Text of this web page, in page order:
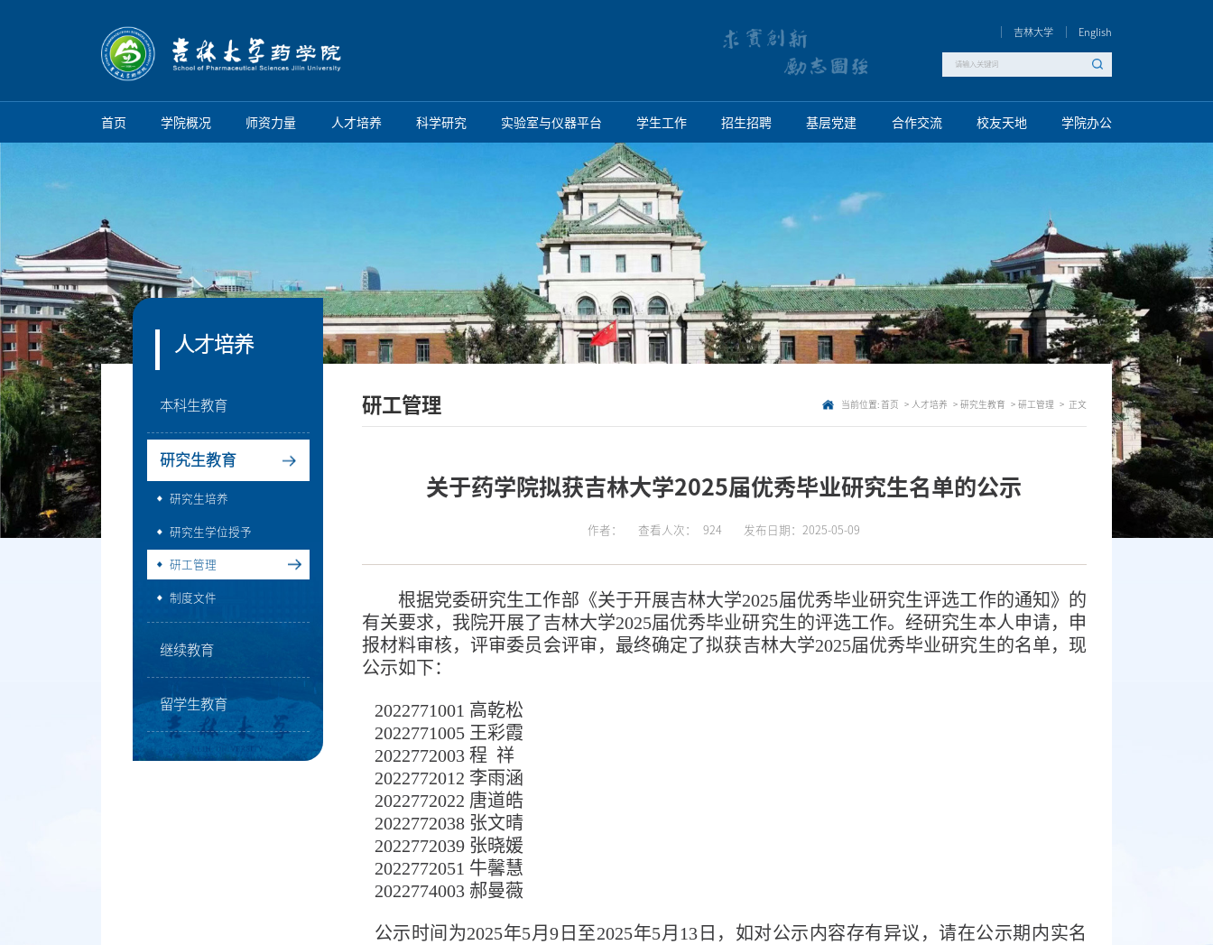
吉林大学 English
首页 学院概况 师资力量 人才培养 科学研究 实验室与仪器平台 学生工作 招生招聘 基层党建 合作交流 校友天地 学院办公
人才培养
本科生教育
研究生教育
研究生培养
研究生学位授予
研工管理
制度文件
继续教育
留学生教育
研工管理 当前位置: 首页 人才培养 研究生教育 研工管理 正文
关于药学院拟获吉林大学2025届优秀毕业研究生名单的公示
作者： 查看人次： 924 发布日期：2025-05-09
根据党委研究生工作部《关于开展吉林大学2025届优秀毕业研究生评选工作的通知》的
有关要求，我院开展了吉林大学2025届优秀毕业研究生的评选工作。经研究生本人申请，申
报材料审核，评审委员会评审，最终确定了拟获吉林大学2025届优秀毕业研究生的名单，现
公示如下：
2022771001 高乾松
2022771005 王彩霞
2022772003 程 祥
2022772012 李雨涵
2022772022 唐道皓
2022772038 张文晴
2022772039 张晓媛
2022772051 牛馨慧
2022774003 郝曼薇
公示时间为2025年5月9 日至2025年5月 13 日 ，如对公示内容存有异议，请在公示期内实名